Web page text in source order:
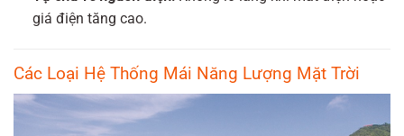
giá điện tăng cao.
Các Loại Hệ Thống Mái Năng Lượng Mặt Trời